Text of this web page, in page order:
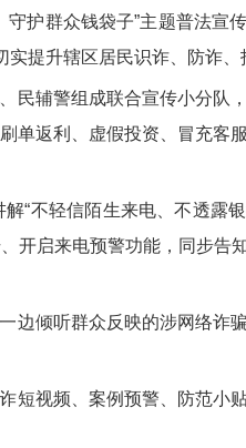
护群众钱袋子”主题普法宣
提升辖区居民识诈、防诈、
民辅警组成联合宣传小分队
单返利、虚假投资、冒充客
“不轻信陌生来电、不透露
开启来电预警功能，同步告
边倾听群众反映的涉网络诈
短视频、案例预警、防范小